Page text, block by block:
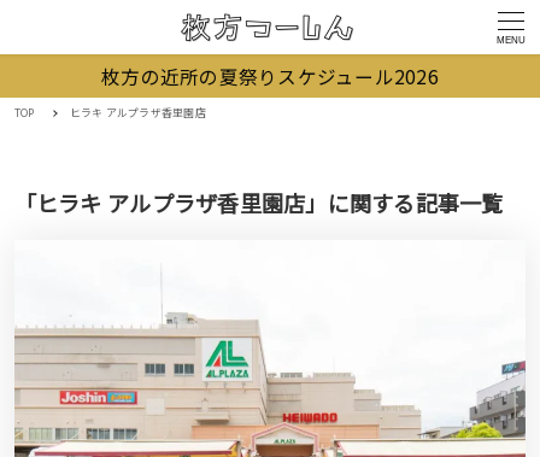
MENU
枚方の近所の夏祭りスケジュール2026
TOP ヒラキ アルプラザ香里園店
「ヒラキ アルプラザ香里園店」に関する記事一覧